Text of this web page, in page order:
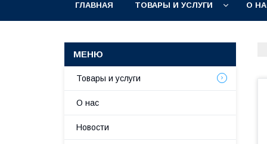
ГЛАВНАЯ ТОВАРЫ И УСЛУГИ О
Товары и услуги
О нас
Новости